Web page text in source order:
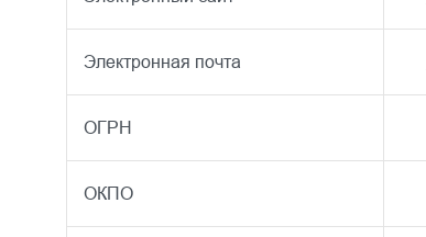
Электронная почта
ОГРН
ОКПО